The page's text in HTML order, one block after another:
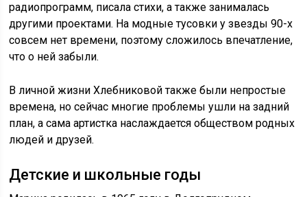
радиопрограмм, писала стихи, а также занималась
другими проектами. На модные тусовки у звезды 90-х
совсем нет времени, поэтому сложилось впечатление,
что о ней забыли.
В личной жизни Хлебниковой также были непростые
времена, но сейчас многие проблемы ушли на задний
план, а сама артистка наслаждается обществом родных
людей и друзей.
Детские и школьные годы